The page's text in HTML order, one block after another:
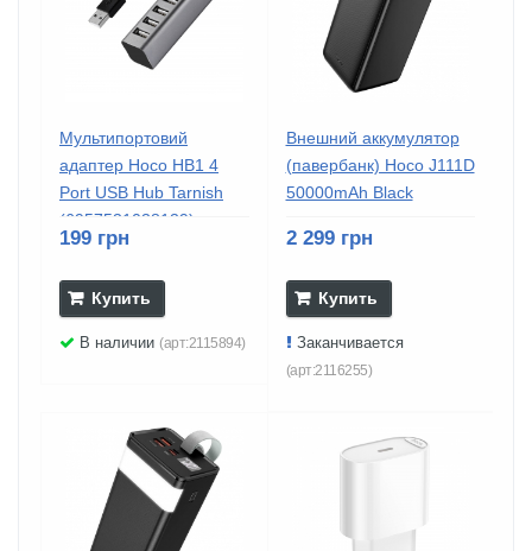
Мультипортовий
адаптер Hoco HB1 4
Port USB Hub Tarnish
(6957531038139)
199 грн
Купить
В наличии (арт:2115894)
Внешний аккумулятор
(павербанк) Hoco J111D
50000mAh Black
2 299 грн
Купить
Заканчивается
(арт:2116255)